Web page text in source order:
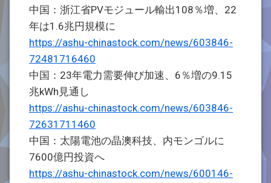
中国：浙江省PVモジュール輸出108％増、22
年は1.6兆円規模に
https://ashu-chinastock.com/news/603846-
72481716460
中国：23年電力需要伸び加速、6％増の9.15
兆kWh見通し
https://ashu-chinastock.com/news/603846-
72631711460
中国：太陽電池の晶澳科技、内モンゴルに
7600億円投資へ
https://ashu-chinastock.com/news/600146-